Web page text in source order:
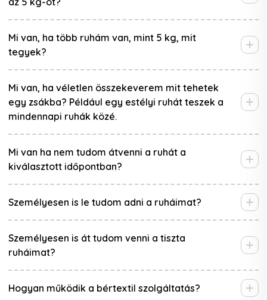
Mi van, ha több ruhám van, mint 5 kg, mit
tegyek?
Mi van, ha véletlen összekeverem mit tehetek
egy zsákba? Például egy estélyi ruhát teszek a
mindennapi ruhák közé.
Mi van ha nem tudom átvenni a ruhát a
kiválasztott időpontban?
Személyesen is le tudom adni a ruháimat?
Személyesen is át tudom venni a tiszta
ruháimat?
Hogyan működik a bértextil szolgáltatás?